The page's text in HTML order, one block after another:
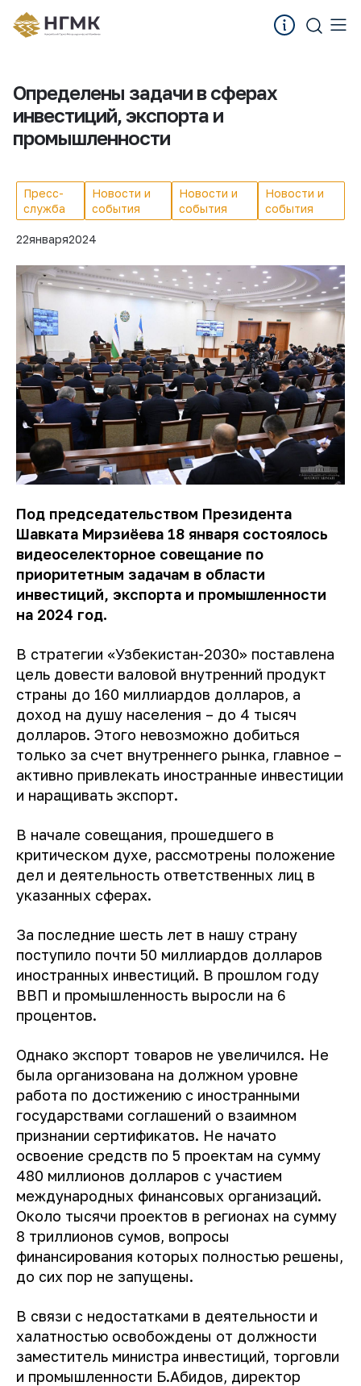
Определены задачи в сферах
инвестиций, экспорта и
промышленности
Пресс-
служба
Новости и
события
Новости и
события
Новости и
события
22января2024
Под председательством Президента
Шавката Мирзиёева 18 января состоялось
видеоселекторное совещание по
приоритетным задачам в области
инвестиций, экспорта и промышленности
на 2024 год.
В стратегии «Узбекистан-2030» поставлена ​​
цель довести валовой внутренний продукт
страны до 160 миллиардов долларов, а
доход на душу населения – до 4 тысяч
долларов. Этого невозможно добиться
только за счет внутреннего рынка, главное –
активно привлекать иностранные инвестиции
и наращивать экспорт.
В начале совещания, прошедшего в
критическом духе, рассмотрены положение
дел и деятельность ответственных лиц в
указанных сферах.
За последние шесть лет в нашу страну
поступило почти 50 миллиардов долларов
иностранных инвестиций. В прошлом году
ВВП и промышленность выросли на 6
процентов.
Однако экспорт товаров не увеличился. Не
была организована на должном уровне
работа по достижению с иностранными
государствами соглашений о взаимном
признании сертификатов. Не начато
освоение средств по 5 проектам на сумму
480 миллионов долларов с участием
международных финансовых организаций.
Около тысячи проектов в регионах на сумму
8 триллионов сумов, вопросы
финансирования которых полностью решены,
до сих пор не запущены.
В связи с недостатками в деятельности и
халатностью освобождены от должности
заместитель министра инвестиций, торговли
и промышленности Б.Абидов, директор